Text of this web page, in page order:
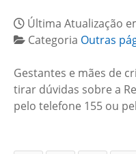
Última Atualização
Categoria Outras
Gestantes e mães de
tirar dúvidas sobre a
pelo telefone 155 ou